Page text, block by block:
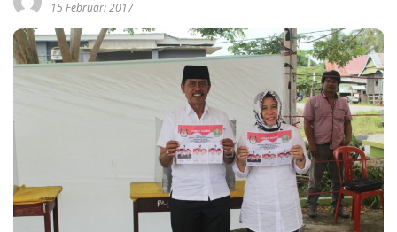
15 Februari 2017